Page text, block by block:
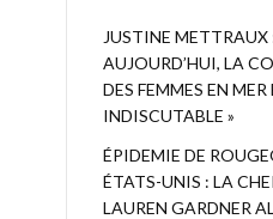
JUSTINE METTRAUX
AUJOURD’HUI, LA
DES FEMMES EN MER
INDISCUTABLE »
ÉPIDEMIE DE
ÉTATS-UNIS : LA
LAUREN GARDNER